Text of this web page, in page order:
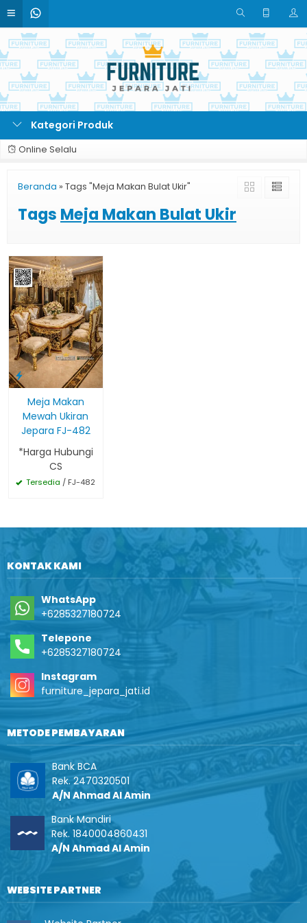
Kategori Produk
Online Selalu
Beranda » Tags "Meja Makan Bulat Ukir"
Tags Meja Makan Bulat Ukir
Meja Makan
Mewah Ukiran
Jepara FJ-482
*Harga Hubungi
CS
Tersedia / FJ-482
KONTAK KAMI
WhatsApp
+6285327180724
Telepone
+6285327180724
Instagram
furniture_jepara_jati.id
METODE PEMBAYARAN
Bank BCA
Rek. 2470320501
A/N Ahmad Al Amin
Bank Mandiri
Rek. 1840004860431
A/N Ahmad Al Amin
WEBSITE PARTNER